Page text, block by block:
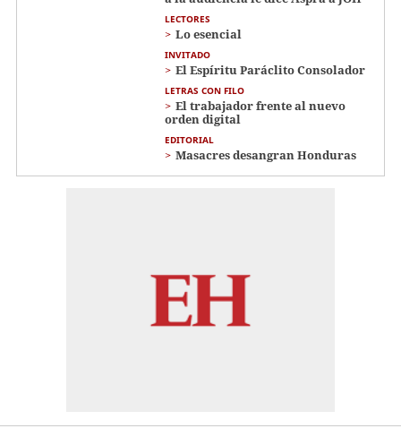
LECTORES
Lo esencial
INVITADO
El Espíritu Paráclito Consolador
LETRAS CON FILO
El trabajador frente al nuevo
orden digital
EDITORIAL
Masacres desangran Honduras